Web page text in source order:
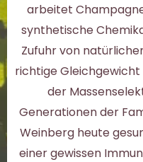
arbeitet
synthetische
Zufuhr von
richtige Gleichgewicht
der
Generationen der
Weinberg heute
einer gewissen